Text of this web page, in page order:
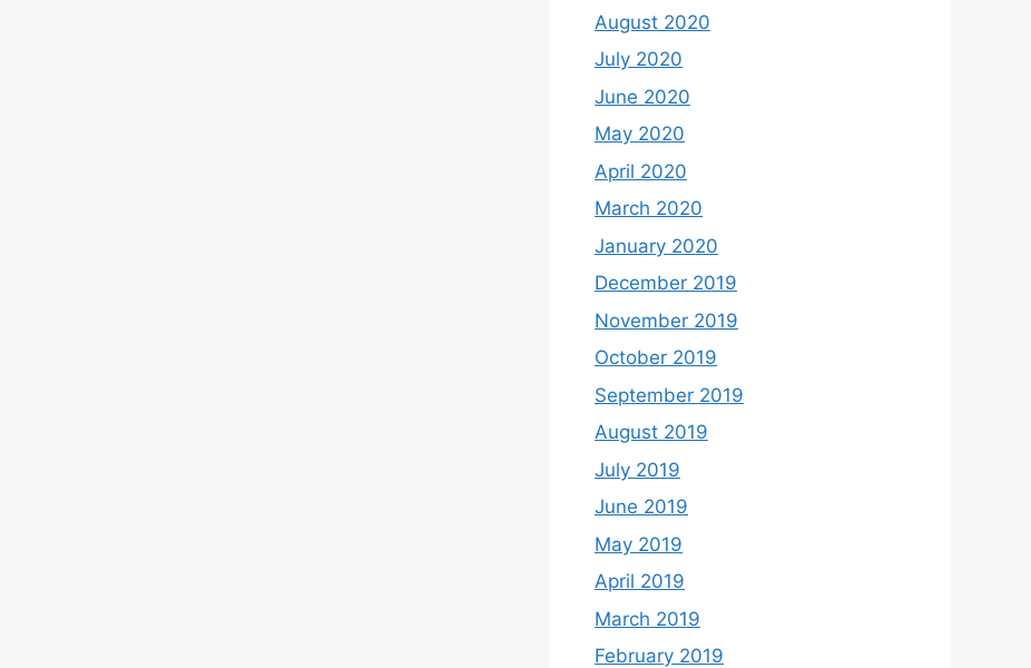
August 2020
July 2020
June 2020
May 2020
April 2020
March 2020
January 2020
December 2019
November 2019
October 2019
September 2019
August 2019
July 2019
June 2019
May 2019
April 2019
March 2019
February 2019